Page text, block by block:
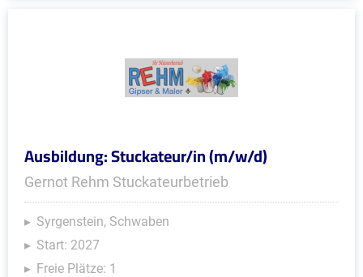
Ausbildung: Stuckateur/in (m/w/d)
Gernot Rehm Stuckateurbetrieb
Syrgenstein, Schwaben
Start: 2027
Freie Plätze: 1